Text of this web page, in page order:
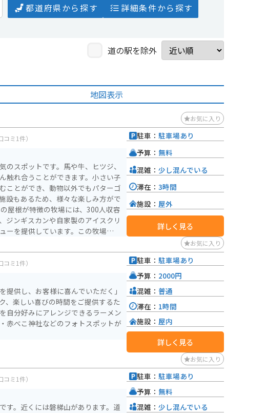
都道府県から探す
詳細条件から探す
道の駅を除外
地図表示
お気に入り
コミ1件）
のスポットです。馬や牛、ヒツジ、
触れ合うことができます。小さい子
ことができ、動物以外でもパターゴ
設もあるため、様々な楽しみ方がで
ジンギスカンや自家製のアイスクリ
ーを提供しています。この牧場は無
高原の爽やかな風を感じ、動物たち
わうことで、素敵な一日を過ごすこ
場を滞在基地として周辺の観光地を
すめです。
駐車： 駐車場あり
予算： 無料
混雑： 少し混んでいる
滞在： 3時間
施設： 屋外
詳しく見る
お気に入り
コミ1件）
提供し、お客様に喜んでいただく」
、楽しい喜びの時間をご提供するた
自分好みにアレンジできるラーメン
赤べこ神社などのフォトスポットが
駐車： 駐車場あり
予算： 2000円
混雑： 普通
滞在： 1時間
施設： 屋内
詳しく見る
お気に入り
コミ1件）
す。近くには磐梯山があります。道
駐車： 駐車場あり
予算： 無料
混雑： 少し混んでいる